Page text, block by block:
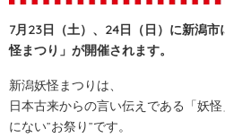
7月23日（土）、24日（日）に新潟
怪まつり」が開催されます。
新潟妖怪まつりは、
日本古来からの言い伝えである「妖
にない”お祭り”です。